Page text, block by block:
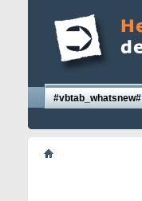
#vbtab_whatsnew#